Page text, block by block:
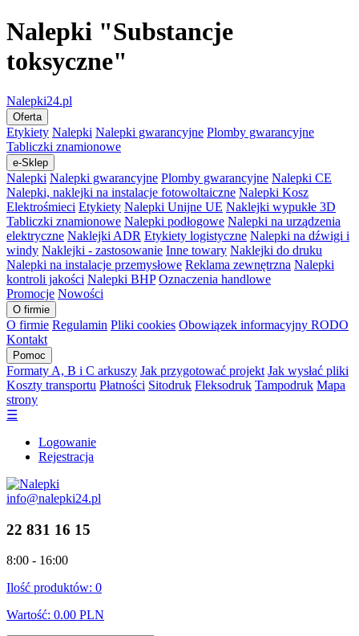
Nalepki "Substancje
toksyczne"
Nalepki24.pl
Oferta
Etykiety Nalepki Nalepki gwarancyjne Plomby gwarancyjne
Tabliczki znamionowe
e-Sklep
Nalepki Nalepki gwarancyjne Plomby gwarancyjne Nalepki CE
Nalepki, naklejki na instalacje fotowoltaiczne Nalepki Kosz
Elektrośmieci Etykiety Nalepki Unijne UE Naklejki wypukłe 3D
Tabliczki znamionowe Nalepki podłogowe Nalepki na urządzenia
elektryczne Naklejki ADR Etykiety logistyczne Nalepki na dźwigi i
windy Naklejki - zastosowanie Inne towary Naklejki do druku
Nalepki na instalacje przemysłowe Reklama zewnętrzna Nalepki
kontroli jakości Nalepki BHP Oznaczenia handlowe
Promocje Nowości
O firmie
O firmie Regulamin Pliki cookies Obowiązek informacyjny RODO
Kontakt
Pomoc
Formaty A, B i C arkuszy Jak przygotować projekt Jak wysłać pliki
Koszty transportu Płatności Sitodruk Fleksodruk Tampodruk Mapa
strony
☰
Logowanie
Rejestracja
info@nalepki24.pl
22 831 16 15
8:00 - 16:00
Ilość produktów: 0
Wartość: 0.00 PLN